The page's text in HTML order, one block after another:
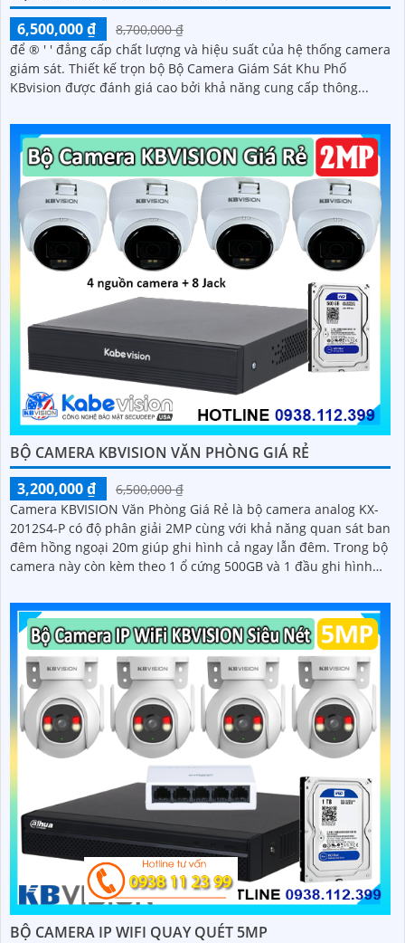
6,500,000 ₫
8,700,000 ₫
để ®️ ' ' đẳng cấp chất lượng và hiệu suất của hệ thống camera
giám sát. Thiết kế trọn bộ Bộ Camera Giám Sát Khu Phố
KBvision được đánh giá cao bởi khả năng cung cấp thông...
BỘ CAMERA KBVISION VĂN PHÒNG GIÁ RẺ
3,200,000 ₫
6,500,000 ₫
Camera KBVISION Văn Phòng Giá Rẻ là bộ camera analog KX-
2012S4-P có độ phân giải 2MP cùng với khả năng quan sát ban
đêm hồng ngoại 20m giúp ghi hình cả ngay lẫn đêm. Trong bộ
camera này còn kèm theo 1 ổ cứng 500GB và 1 đầu ghi hình
4 mắt camera
BỘ CAMERA IP WIFI QUAY QUÉT 5MP